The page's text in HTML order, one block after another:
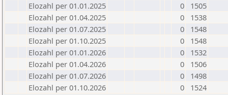
Elozahl per 01.01.2025
0
1505
Elozahl per 01.04.2025
0
1538
Elozahl per 01.07.2025
0
1548
Elozahl per 01.10.2025
0
1548
Elozahl per 01.01.2026
0
1532
Elozahl per 01.04.2026
0
1506
Elozahl per 01.07.2026
0
1498
Elozahl per 01.10.2026
0 1524